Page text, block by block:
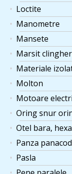
Loctite
Manometre
Mansete
Marsit
Materiale
Molton
Motoare
Oring snur
Otel bara,
Panza panacod
Pasla